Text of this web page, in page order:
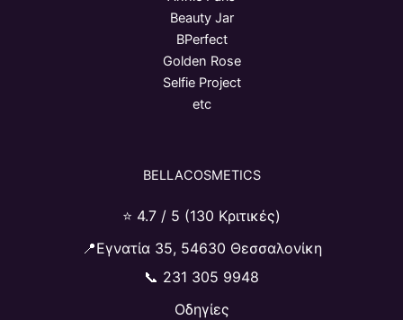
Beauty Jar
BPerfect
Golden Rose
Selfie Project
etc
BELLACOSMETICS
⭐ 4.7 / 5 (130 Κριτικές)
📍Εγνατία 35, 54630 Θεσσαλονίκη
📞 231 305 9948
Οδηγίες